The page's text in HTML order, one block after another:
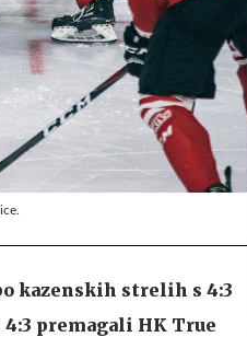
kazenskih strelih s 4:3
premagali HK True